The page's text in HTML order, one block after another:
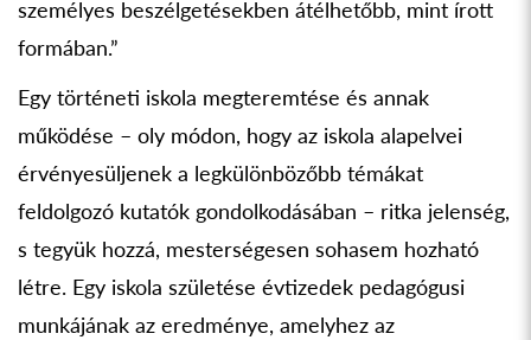
személyes beszélgetésekben átélhetőbb, mint írott
formában.”
Egy történeti iskola megteremtése és annak
működése – oly módon, hogy az iskola alapelvei
érvényesüljenek a legkülönbözőbb témákat
feldolgozó kutatók gondolkodásában – ritka jelenség,
s tegyük hozzá, mesterségesen sohasem hozható
létre. Egy iskola születése évtizedek pedagógusi
munkájának az eredménye, amelyhez az